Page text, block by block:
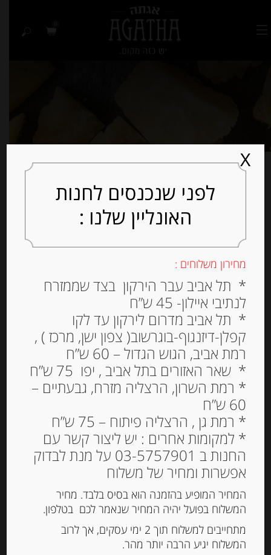
מציג את כל 3 התוצאות
למיין לפי פופולריות
Out of
Stock
חטיפי גבינה עם עשבי תיבול ופלפלים
31% שומן 100 גרם APERIFRESCO
SAPORI DELL’ORTO
-
₪ 37.00
מחיר ל 100 גרם: 37.00 ש"ח
לפני שנכנסים לחנות
האונליין שלנו :
מחירון משלוחים :
* תל אביב עבר הירקון בצד שממזרח
לנתיבי איילון- 45 ש”ח
* תל אביב מדרום לירקון עד לקו
קפלן-דיזנגוף-בוגרשוב( צפון ישן, מרכז ) ,
רמת אביב, הגוש הגדול – 60 ש”ח
* שאר האזורים בתל אביב , יפו 75 ש”ח
* רמת השרון, הרצליה מזרח, גבעתיים –
60 ש”ח
* רמת גן , הרצליה פיתוח – 75 ש”ח
* למקומות אחרים : יש ליצור קשר עם
החנות ב 03-5757901 על מנת לבדוק
אפשרות ומחיר של משלוח
המחיר המופיע בהזמנה הוא בסיס בלבד. מחיר
המשלוח בפועל יהיה המחיר שנאמר לכם בטלפון.
מתחייבים למשלוח תוך 2 ימי עסקים, אך לרוב
המשלוח יגיע הרבה יותר מהר.
X